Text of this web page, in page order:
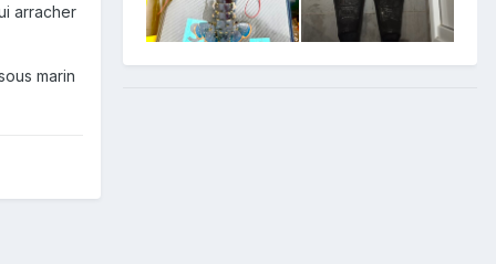
arracher
marin